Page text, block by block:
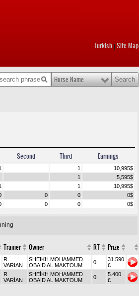
Turkish Site Map
Horse Name
Second Third Earnings
1 10,995$
1 5,595$
1 10,995$
0 0 0$
0 0 0$
Trainer Owner RT Prize
R
VARIAN
SHEIKH MOHAMMED
OBAID AL MAKTOUM
0
31.590
£
R
VARİAN
SHEİKH MOHAMMED
OBAİD AL MAKTOUM
0
5.400
£